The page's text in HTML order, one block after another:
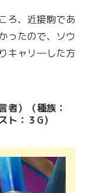
ろ、近接駒であ
ったので、ソウ
キャリ―した方
者）（種族：
：３G）